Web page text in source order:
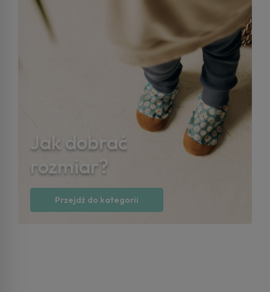
Jak dobrać
rozmiar?
Przejdź do kategorii